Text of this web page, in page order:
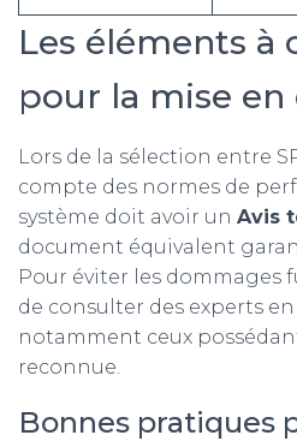
Les éléments à
pour la mise
Lors de la sélection entre
compte des normes de
système doit avoir un Avis
document équivalent
Pour éviter les dommages
de consulter des experts
notamment ceux
reconnue.
Bonnes pratiques